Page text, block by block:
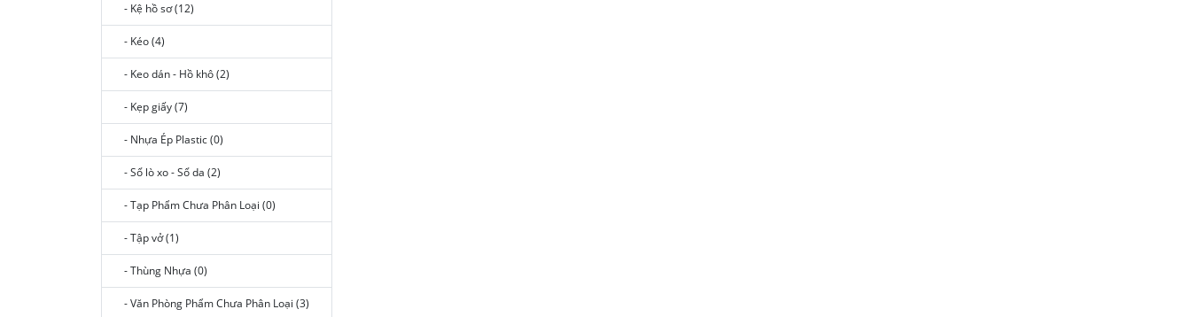
- Kệ hồ sơ (12)
- Kéo (4)
- Keo dán - Hồ khô (2)
- Kẹp giấy (7)
- Nhựa Ép Plastic (0)
- Sổ lò xo - Sổ da (2)
- Tạp Phẩm Chưa Phân Loại (0)
- Tập vở (1)
- Thùng Nhựa (0)
- Văn Phòng Phẩm Chưa Phân Loại (3)